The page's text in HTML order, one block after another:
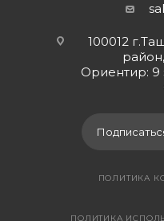
100012
Ориентир: 9
ПОЛИТИКА
ПОЛИТИКА